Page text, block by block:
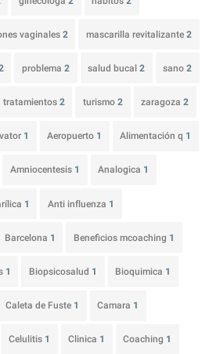
vaginales 2 mascarilla revitalizante 2
problema 2 salud bucal2 sano2
tratamientos 2 turismo 2 zaragoza2
1 Aeropuerto 1 Alimentación q 1
Amniocentesis 1 Analogica 1
1 Anti influenza 1
Barcelona 1 Beneficios mcoaching 1
1 Biopsicosalud 1 Bioquimica 1
Caleta de Fuste 1 Camara 1
Celulitis 1 Clinica 1 Coaching 1